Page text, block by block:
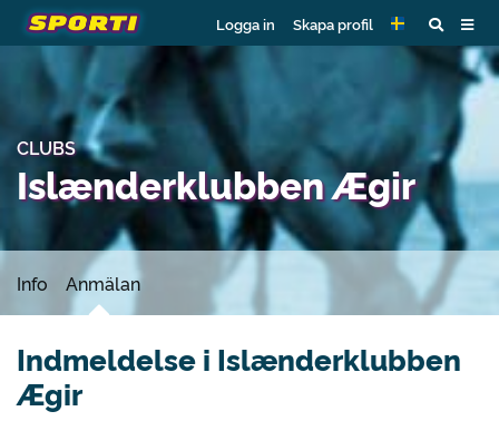
Logga in Skapa profil
CLUBS
Islænderklubben Ægir
Info Anmälan
Indmeldelse i Islænderklubben
Ægir